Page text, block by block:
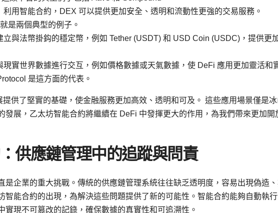
利用智能合約，DEX 可以提供更加安全、透明和流動性更強的交易服務。
是兩個典型的例子。
立與法幣掛鈎的穩定幣，例如 Tether (USDT) 和 USD Coin (USDC)，提供更
現實世界數據進行交互，例如價格數據或天氣數據，使 DeFi 應用更加靈活和
是這方面的代表。
供了堅實的基礎，使金融服務更加高效、透明和可及。 這些應用場景僅是
發展，乙太坊智能合約將繼續在 DeFi 中發揮更大的作用，為我們帶來更加開
供應鏈管理中的追蹤與問責
是企業的重大挑戰。傳統的供應鏈管理系統往往缺乏透明度，容易出現偽造
智能合約的出現，為解決這些問題提供了新的可能性。智能合約能夠自動執
實現不可篡改的記錄，確保數據的真實性和可追溯性。